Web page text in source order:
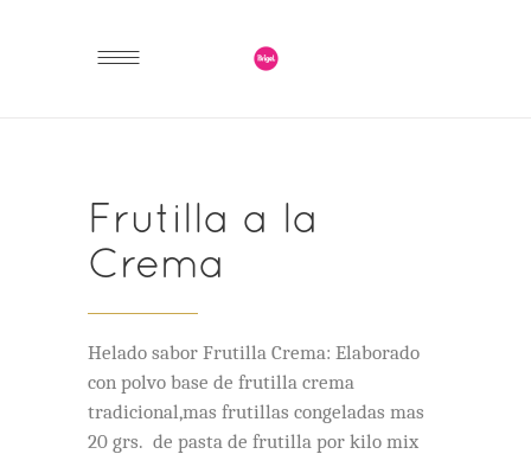
Frutilla a la
Crema
Helado sabor Frutilla Crema: Elaborado
con polvo base de frutilla crema
tradicional,mas frutillas congeladas mas
20 grs. de pasta de frutilla por kilo mix